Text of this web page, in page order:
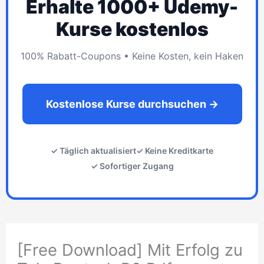
Erhalte 1000+ Udemy-
Kurse kostenlos
100% Rabatt-Coupons • Keine Kosten, kein Haken
Kostenlose Kurse durchsuchen →
✓ Täglich aktualisiert✓ Keine Kreditkarte
✓ Sofortiger Zugang
[Free Download] Mit Erfolg zu